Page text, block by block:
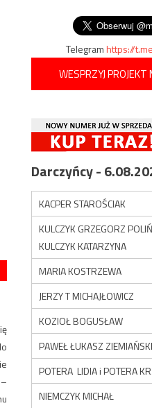
Telegramhttps://
WESPRZYJ
Darczyńcy -
KACPER STAROŚCIAK
KULCZYK GRZEGORZ
KULCZYK KATARZYNA
MARIA KOSTRZEWA
JERZY T MICHAJŁOWICZ
KOZIOŁ BOGUSŁAW
PAWEŁ ŁUKASZ ZIEMIAŃSKI
POTERA LIDIA i POTERA
NIEMCZYK MICHAŁ